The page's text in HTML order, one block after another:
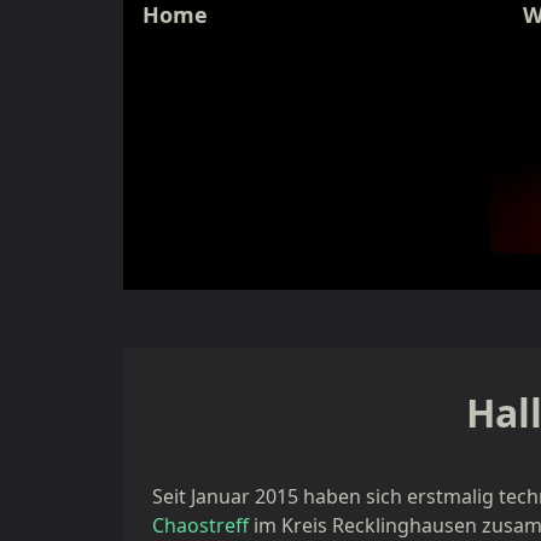
Home
Seit Januar 2015 haben sich erstmalig
Chaostreffim Kreis Recklinghausen